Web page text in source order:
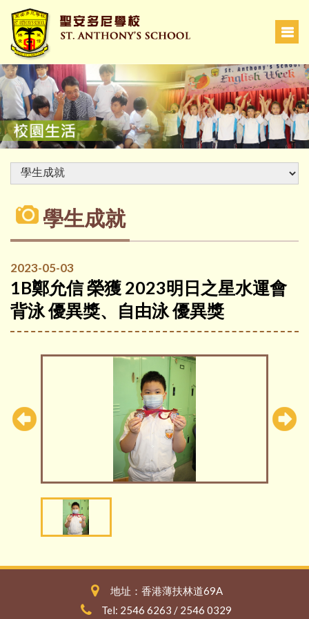
學生成就
2023-05-03
1B鄭允信 榮獲 2023明日之星水運會
背泳 優異獎、自由泳 優異獎
地址：香港薄扶林道69A
Tel: 2546 6263 / 2546 0329